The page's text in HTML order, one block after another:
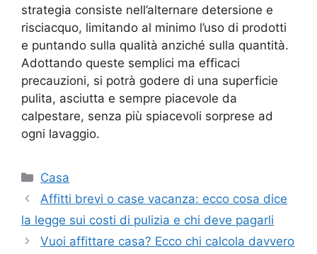
strategia consiste nell’alternare detersione e
risciacquo, limitando al minimo l’uso di prodotti
e puntando sulla qualità anziché sulla quantità.
Adottando queste semplici ma efficaci
precauzioni, si potrà godere di una superficie
pulita, asciutta e sempre piacevole da
calpestare, senza più spiacevoli sorprese ad
ogni lavaggio.
Categorie
Casa
Affitti brevi o case vacanza: ecco cosa dice
la legge sui costi di pulizia e chi deve pagarli
Vuoi affittare casa? Ecco chi calcola davvero